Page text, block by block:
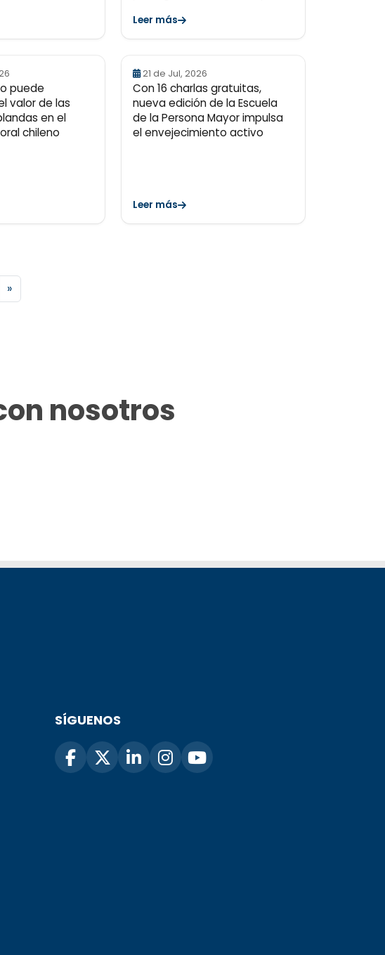
Leer más
puede
valor de las
en el
chileno
21 de Jul, 2026
Con 16 charlas gratuitas,
nueva edición de la Escuela
de la Persona Mayor impulsa
el envejecimiento activo
Leer más
»Siguiente
nosotros
SÍGUENOS